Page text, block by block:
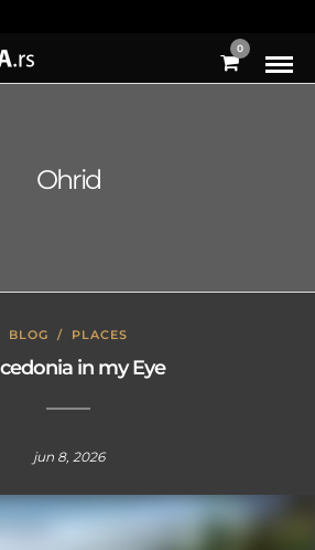
0
Ohrid
BLOG / PLACES
in my Eye
jun 8, 2026